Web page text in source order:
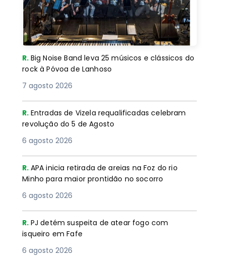
R. Big Noise Band leva 25 músicos e clássicos do
rock à Póvoa de Lanhoso
7 agosto 2026
R. Entradas de Vizela requalificadas celebram
revolução do 5 de Agosto
6 agosto 2026
R. APA inicia retirada de areias na Foz do rio
Minho para maior prontidão no socorro
6 agosto 2026
R. PJ detém suspeita de atear fogo com
isqueiro em Fafe
6 agosto 2026